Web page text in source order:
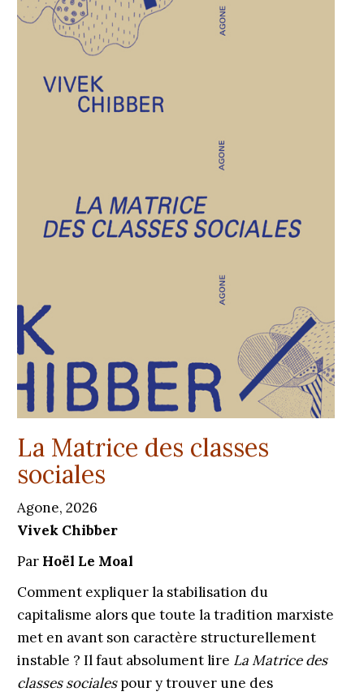
La Matrice des classes
sociales
Agone, 2026
Vivek Chibber
Par Hoël Le Moal
Comment expliquer la stabilisation du
capitalisme alors que toute la tradition marxiste
met en avant son caractère structurellement
instable ? Il faut absolument lire La Matrice des
classes socialespour y trouver une des